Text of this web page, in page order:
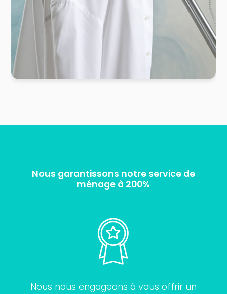
Nous garantissons notre service de
ménage à 200%
Nous nous engageons à vous offrir un